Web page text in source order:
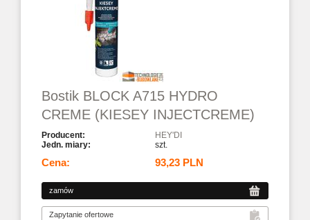
Bostik BLOCK A715 HYDRO
CREME (KIESEY INJECTCREME)
HEY'DI
szt.
93,23 PLN